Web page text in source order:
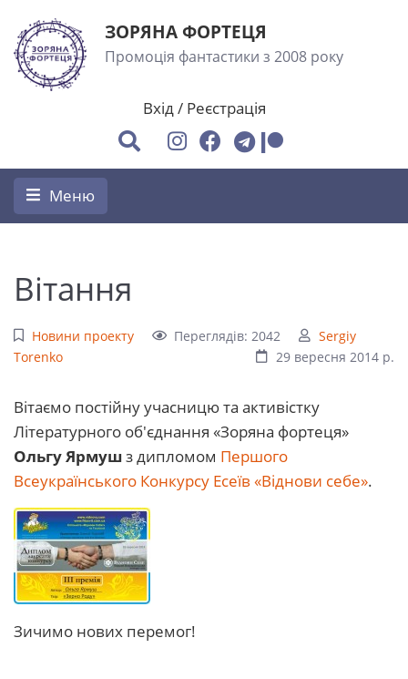
ЗОРЯНА ФОРТЕЦЯ
Промоція фантастики з 2008 року
Вхід/ Реєстрація
Меню
Вітання
Новини проекту Переглядів: 2042
Sergiy
Torenko
29 вересня 2014 р.
Вітаємо постійну учасницю та активістку
Літературного об'єднання «Зоряна фортеця»
Ольгу Ярмушз дипломом Першого
Всеукраїнського Конкурсу Есеїв «Віднови себе».
Зичимо нових перемог!